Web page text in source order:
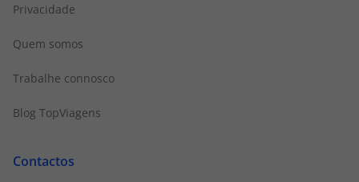
Privacidade
Quem somos
Trabalhe connosco
Blog TopViagens
Contactos